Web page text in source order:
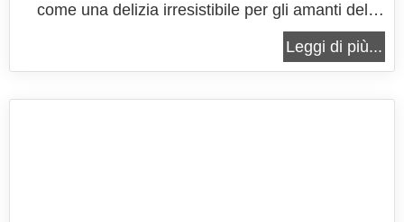
come una delizia irresistibile per gli amanti del
cioccolato. La sua consistenza soffice e vellutata,
arricchita dal dolce sapore del cioccolato bianco, la
Leggi di più...